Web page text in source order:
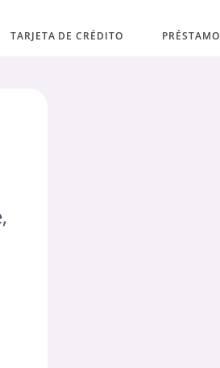
TARJETA DE CRÉDITO PRÉSTAMO